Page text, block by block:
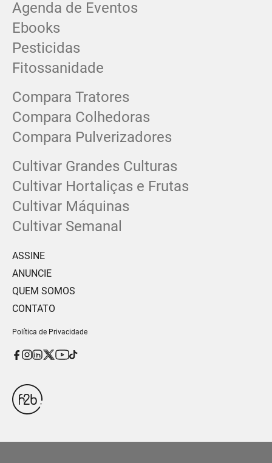
Agenda de Eventos
Ebooks
Pesticidas
Fitossanidade
Compara Tratores
Compara Colhedoras
Compara Pulverizadores
Cultivar Grandes Culturas
Cultivar Hortaliças e Frutas
Cultivar Máquinas
Cultivar Semanal
ASSINE
ANUNCIE
QUEM SOMOS
CONTATO
Política de Privacidade